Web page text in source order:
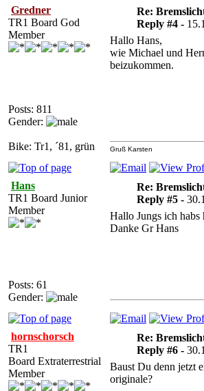
Gredner
TR1 Board God
Member
Posts: 811
Gender:
Bike: Tr1, ´81, grün
Re:
Reply #4 -
Hallo Hans,
wie Michael und
beizukommen.
Gruß Karsten
Hans
TR1 Board Junior
Member
Posts: 61
Gender:
Re:
Reply #5 -
Hallo Jungs ich habs
Danke Gr Hans
hornschorsch
TR1
Board Extraterrestrial
Member
Re:
Reply #6 -
Baust Du denn jetzt
originale?